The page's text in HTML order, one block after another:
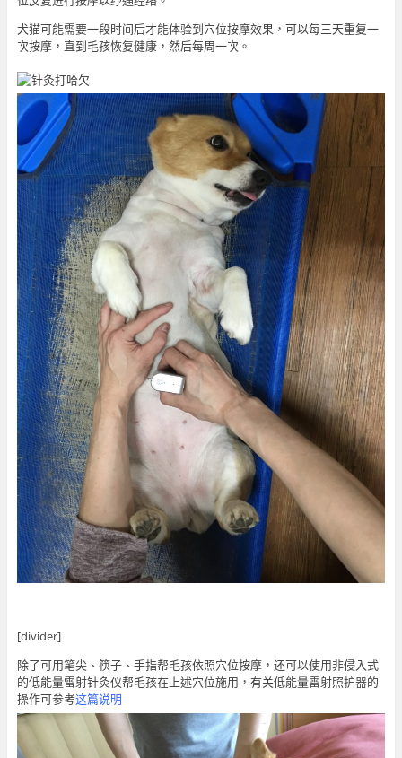
犬猫可能需要一段时间后才能体验到穴位按摩效果，可以每三天重复一
次按摩，直到毛孩恢复健康，然后每周一次。
[divider]
除了可用笔尖、筷子、手指帮毛孩依照穴位按摩，还可以使用非侵入式
的低能量雷射针灸仪帮毛孩在上述穴位施用，有关低能量雷射照护器的
操作可参考这篇说明